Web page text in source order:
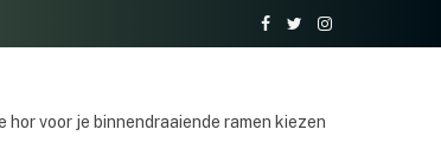
Facebook
TwitterInstagram
hor voor je binnendraaiende ramen kiezen